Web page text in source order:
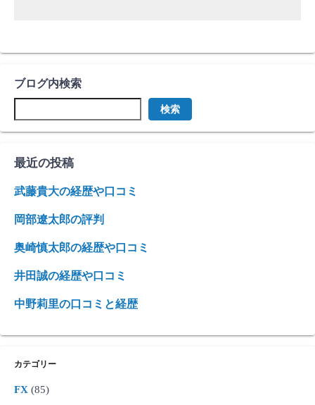
ブログ内検索
検索
最近の投稿
武藤貴大の経歴や口コミ
岡部遼太郎の評判
奥崎慎太郎の経歴や口コミ
井田誠の経歴や口コミ
中野莉里の口コミと経歴
カテゴリー
FX (85)